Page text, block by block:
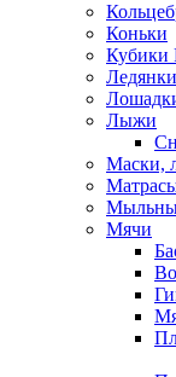
Коньки
Кубики
Ледянки
Лыжи
Маски,
Мячи